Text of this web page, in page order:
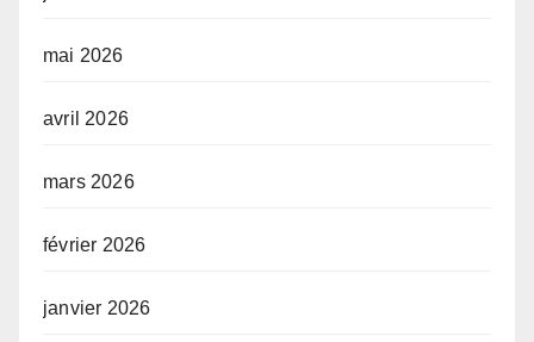
mai 2026
avril 2026
mars 2026
février 2026
janvier 2026